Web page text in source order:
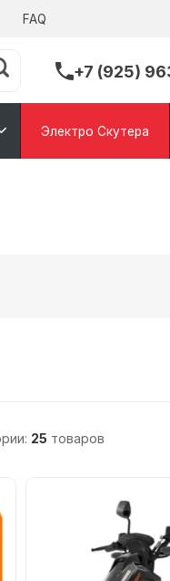
FAQ
+7 (925)
Электро Скутера
25 товаров